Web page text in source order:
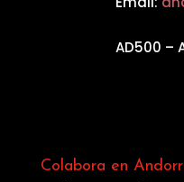
AD500 –
Colabora en